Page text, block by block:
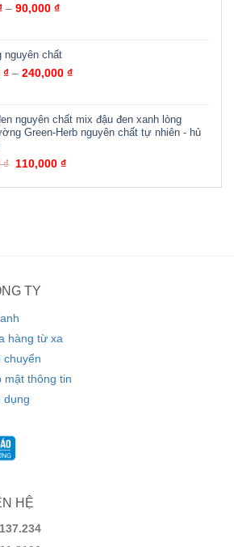
– 90,000 ₫
nguyên chất
₫ – 240,000 ₫
nguyên chất mix đậu đen xanh lòng
Green-Herb nguyên chất tự nhiên - hủ
₫ 110,000₫
TY
hàng từ xa
chuyển
mật thông tin
dụng
HỆ